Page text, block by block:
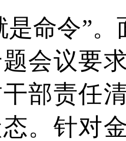
是命令”
会议要
部责任
。针对